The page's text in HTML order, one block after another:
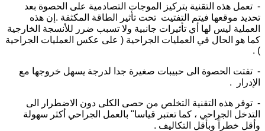
- تعمل هذه التقنية بتركيز الموجات التصادمية على الحصوة بعد
تحديد موقعها فيتم التفتيت تحت تأثير الطاقة المكثفة .إن هذه
العملية ليس لها أي تأثيرات جانبية ولا تسبب ضرر للأنسجة الخارجية
كما هو الحال في العمليات الجراحية ( على عكس العمليات الجراحية
) .
- تفتت الحصوة الى حبيبات صغيرة جدا لدرجة يسهل خروجها مع
الإدرار .
- توفر هذه التقنية التخلص من حصى الكلى دون الاضطرار الى
التدخل الجراحي ، كما تعتبر قياسا" بالعمل الجراحي أكثر سهولة
وأقل خطراً وبأقل التكاليف .